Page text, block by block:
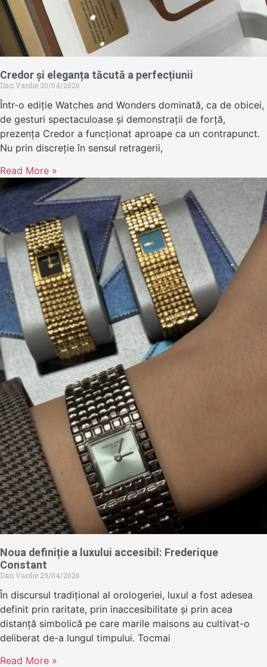
Credor și eleganța tăcută a perfecțiunii
Dan Vardie 30/04/2026
Într-o ediție Watches and Wonders dominată, ca de obicei,
de gesturi spectaculoase și demonstrații de forță,
prezența Credor a funcționat aproape ca un contrapunct.
Nu prin discreție în sensul retragerii,
Read More »
Noua definiție a luxului accesibil: Frederique
Constant
Dan Vardie 29/04/2026
În discursul tradițional al orologeriei, luxul a fost adesea
definit prin raritate, prin inaccesibilitate și prin acea
distanță simbolică pe care marile maisons au cultivat-o
deliberat de-a lungul timpului. Tocmai
Read More »